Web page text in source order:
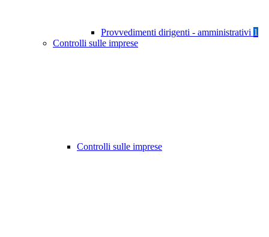
Provvedimenti dirigenti - amministrativi 1
Controlli sulle imprese
Controlli sulle imprese